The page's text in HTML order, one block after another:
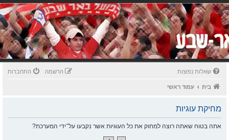
שאלות נפוצות התחברות הרשמה
בית עמוד ראשי
מחיקת עוגיות
אתה בטוח שאתה רוצה למחוק את כל העוגיות אשר נקבעו על־ידי המערכת?